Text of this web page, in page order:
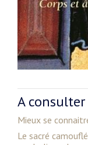
A consulter
Mieux se
Le sacré